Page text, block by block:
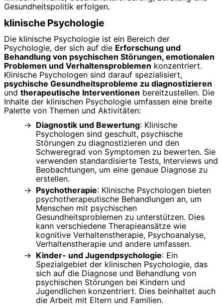
Gesundheitspolitik erfolgen.
klinische Psychologie
Die klinische Psychologie ist ein Bereich der
Psychologie, der sich auf die Erforschung und
Behandlung von psychischen Störungen, emotionalen
Problemen und Verhaltensproblemen konzentriert.
Klinische Psychologen sind darauf spezialisiert,
psychische Gesundheitsprobleme zu diagnostizieren
und therapeutische Interventionen bereitzustellen. Die
Inhalte der klinischen Psychologie umfassen eine breite
Palette von Themen und Aktivitäten:
Diagnostik und Bewertung: Klinische
Psychologen sind geschult, psychische
Störungen zu diagnostizieren und den
Schweregrad von Symptomen zu bewerten. Sie
verwenden standardisierte Tests, Interviews und
Beobachtungen, um eine genaue Diagnose zu
erstellen.
Psychotherapie: Klinische Psychologen bieten
psychotherapeutische Behandlungen an, um
Menschen mit psychischen
Gesundheitsproblemen zu unterstützen. Dies
kann verschiedene Therapieansätze wie
kognitive Verhaltenstherapie, Psychoanalyse,
Verhaltenstherapie und andere umfassen.
Kinder- und Jugendpsychologie: Ein
Spezialgebiet der klinischen Psychologie, das
sich auf die Diagnose und Behandlung von
psychischen Störungen bei Kindern und
Jugendlichen konzentriert. Dies beinhaltet auch
die Arbeit mit Eltern und Familien.